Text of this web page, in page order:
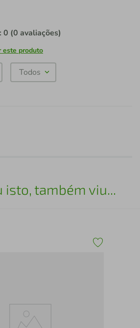
0 (0 avaliações)
este produto
Todos
isto, também viu...